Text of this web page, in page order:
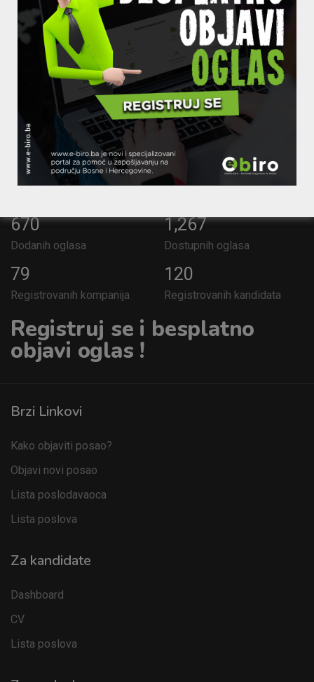
Read More
670
Dodanih oglasa
1,267
Dostupnih oglasa
79
Registrovanih kompanija
120
Registrovanih kandidata
Registruj se i besplatno
objavi oglas !
Brzi Linkovi
Kako objaviti posao?
Objavi novi posao
Lista poslodavaoca
Lista poslova
Za kandidate
Dashboard
CV
Lista poslova